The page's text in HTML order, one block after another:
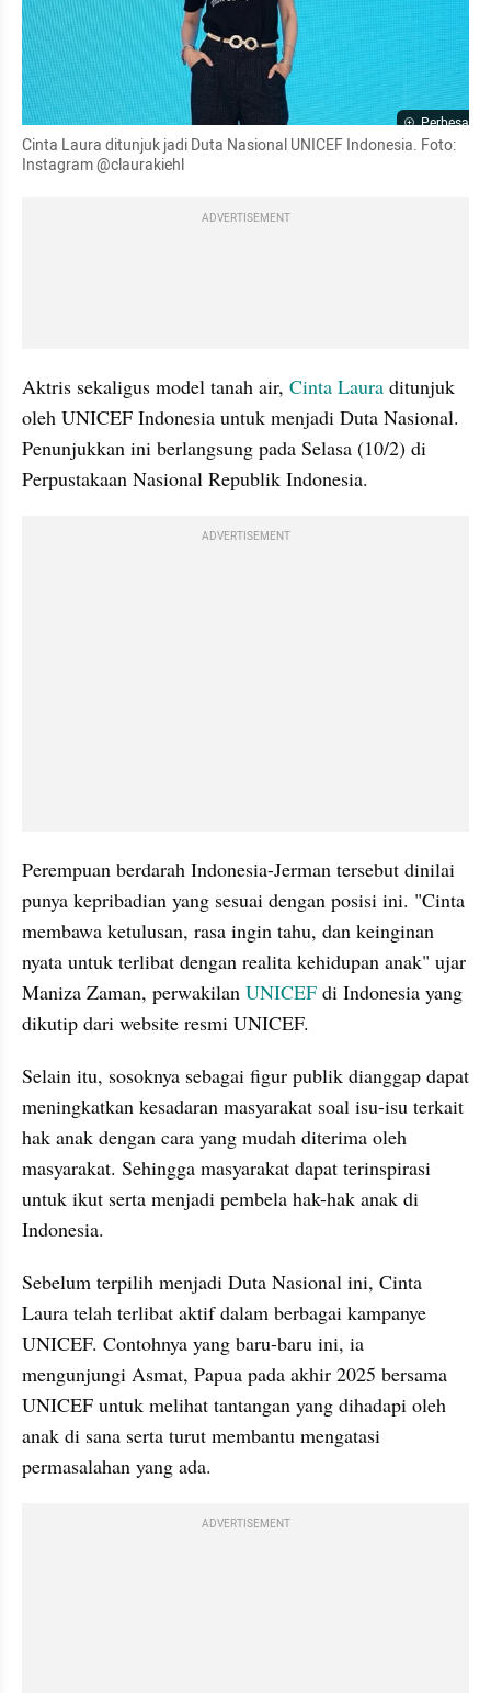
Perbesar
Cinta Laura ditunjuk jadi Duta Nasional UNICEF Indonesia. Foto:
Instagram @claurakiehl
ADVERTISEMENT
Aktris sekaligus model tanah air, Cinta Laura ditunjuk
oleh UNICEF Indonesia untuk menjadi Duta Nasional.
Penunjukkan ini berlangsung pada Selasa (10/2) di
Perpustakaan Nasional Republik Indonesia.
ADVERTISEMENT
Perempuan berdarah Indonesia-Jerman tersebut dinilai
punya kepribadian yang sesuai dengan posisi ini. "Cinta
membawa ketulusan, rasa ingin tahu, dan keinginan
nyata untuk terlibat dengan realita kehidupan anak" ujar
Maniza Zaman, perwakilan UNICEF di Indonesia yang
dikutip dari website resmi UNICEF.
Selain itu, sosoknya sebagai figur publik dianggap dapat
meningkatkan kesadaran masyarakat soal isu-isu terkait
hak anak dengan cara yang mudah diterima oleh
masyarakat. Sehingga masyarakat dapat terinspirasi
untuk ikut serta menjadi pembela hak-hak anak di
Indonesia.
Sebelum terpilih menjadi Duta Nasional ini, Cinta
Laura telah terlibat aktif dalam berbagai kampanye
UNICEF. Contohnya yang baru-baru ini, ia
mengunjungi Asmat, Papua pada akhir 2025 bersama
UNICEF untuk melihat tantangan yang dihadapi oleh
anak di sana serta turut membantu mengatasi
permasalahan yang ada.
ADVERTISEMENT